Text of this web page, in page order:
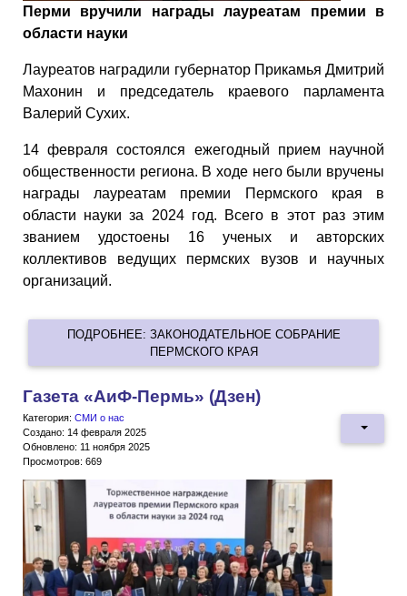
Перми вручили награды лауреатам премии в
области науки
Лауреатов наградили губернатор Прикамья Дмитрий
Махонин и председатель краевого парламента
Валерий Сухих.
14 февраля состоялся ежегодный прием научной
общественности региона. В ходе него были вручены
награды лауреатам премии Пермского края в
области науки за 2024 год. Всего в этот раз этим
званием удостоены 16 ученых и авторских
коллективов ведущих пермских вузов и научных
организаций.
ПОДРОБНЕЕ: ЗАКОНОДАТЕЛЬНОЕ СОБРАНИЕ
ПЕРМСКОГО КРАЯ
Газета «АиФ-Пермь» (Дзен)
Категория: СМИ о нас
Создано: 14 февраля 2025
Обновлено: 11 ноября 2025
Просмотров: 669